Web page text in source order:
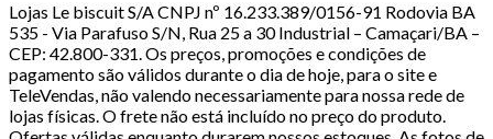
Lojas Le biscuit S/A CNPJ nº 16.233.389/0156-91 Rodovia BA
535 - Via Parafuso S/N, Rua 25 a 30 Industrial – Camaçari/BA –
CEP: 42.800-331. Os preços, promoções e condições de
pagamento são válidos durante o dia de hoje, para o site e
TeleVendas, não valendo necessariamente para nossa rede de
lojas físicas. O frete não está incluído no preço do produto.